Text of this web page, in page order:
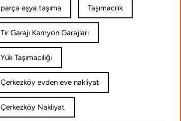
parça eşya taşıma Taşımacılık
Tır Garajı Kamyon Garajları
Yük Taşımacılığı
Çerkezköy evden eve nakliyat
Çerkezköy Nakliyat